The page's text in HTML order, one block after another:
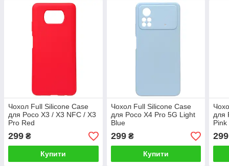
Чохол Full Silicone Case
для Poco X3 / X3 NFC / X3
Pro Red
299 ₴
Купити
Чохол Full Silicone Case
для Poco X4 Pro 5G Light
Blue
299₴
Купити
для
Pink
299